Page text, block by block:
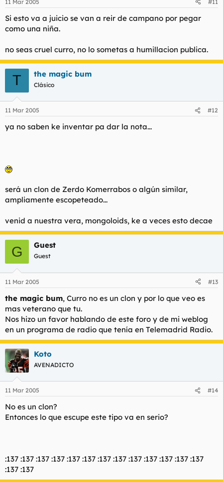
11 Mar 2005 #11
Si esto va a juicio se van a reir de campano por pegar
como una niña.
no seas cruel curro, no lo sometas a humillacion publica.
T the magic bum
Clásico
11 Mar 2005 #12
ya no saben ke inventar pa dar la nota...
será un clon de Zerdo Komerrabos o algún similar,
ampliamente escopeteado...
venid a nuestra vera, mongoloids, ke a veces esto decae
G Guest
Guest
11 Mar 2005 #13
the magic bum, Curro no es un clon y por lo que veo es
mas veterano que tu.
Nos hizo un favor hablando de este foro y de mi weblog
en un programa de radio que tenía en Telemadrid Radio.
Koto
AVENADICTO
11 Mar 2005 #14
No es un clon?
Entonces lo que escupe este tipo va en serio?
:137 :137 :137 :137 :137 :137 :137 :137 :137 :137 :137 :137 :137
:137 :137